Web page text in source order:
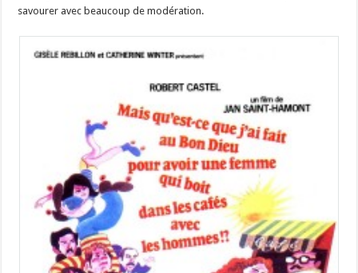
savourer avec beaucoup de modération.